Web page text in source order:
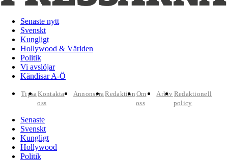
Senaste nytt
Svenskt
Kungligt
Hollywood & Världen
Politik
Vi avslöjar
Kändisar A-Ö
TipsaKontakta
oss
AnnonseraRedaktion Om
oss
Arkiv Redaktionell
policy
Senaste
Svenskt
Kungligt
Hollywood
Politik